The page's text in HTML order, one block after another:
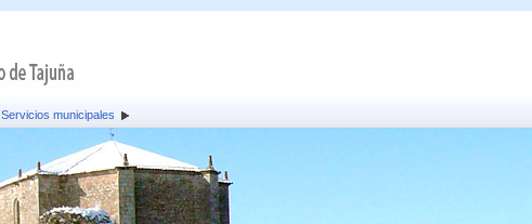
Servicios municipales